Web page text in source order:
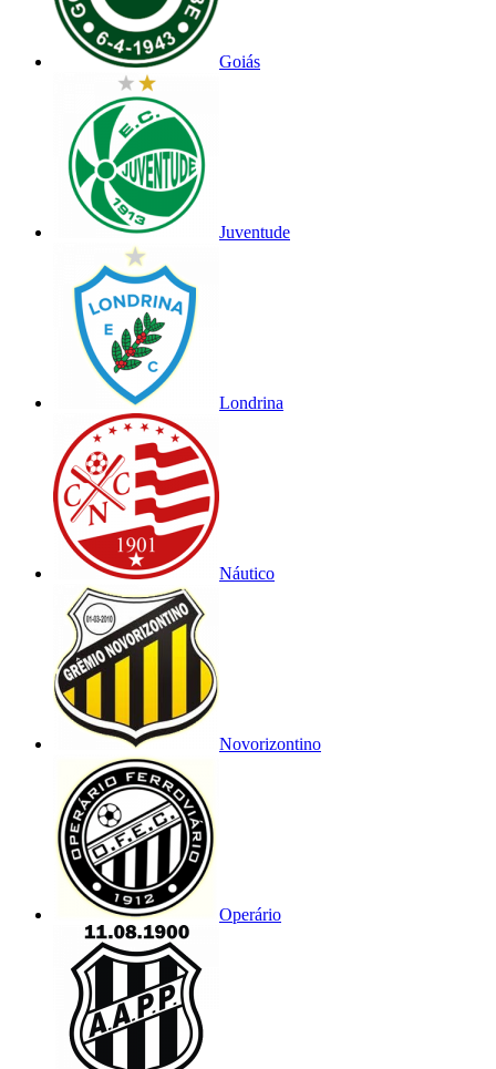
Goiás
Juventude
Londrina
Náutico
Novorizontino
Operário